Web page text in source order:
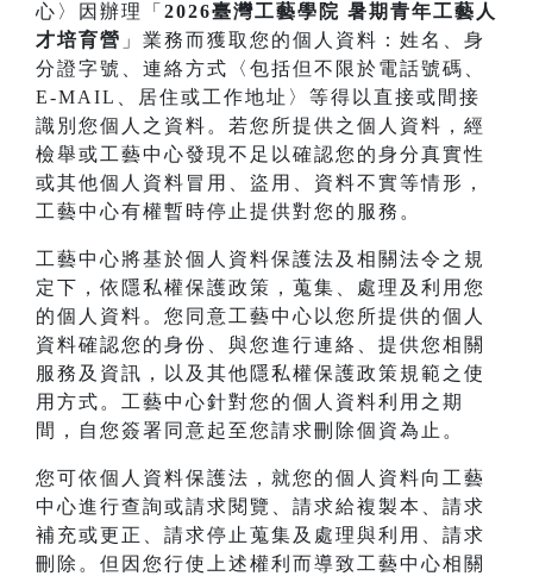
心〉因辦理「 2026臺灣工藝學院 暑期青年工藝人
才培育營 」業務而獲取您的個人資料：姓名、身
分證字號、連絡方式〈包括但不限於電話號碼、
E-MAIL、居住或工作地址〉等得以直接或間接
識別您個人之資料。若您所提供之個人資料，經
檢舉或工藝中心發現不足以確認您的身分真實性
或其他個人資料冒用、盜用、資料不實等情形，
工藝中心有權暫時停止提供對您的服務。
工藝中心將基於個人資料保護法及相關法令之規
定下，依隱私權保護政策，蒐集、處理及利用您
的個人資料。您同意工藝中心以您所提供的個人
資料確認您的身份、與您進行連絡、提供您相關
服務及資訊，以及其他隱私權保護政策規範之使
用方式。工藝中心針對您的個人資料利用之期
間，自您簽署同意起至您請求刪除個資為止。
您可依個人資料保護法，就您的個人資料向工藝
中心進行查詢或請求閱覽、請求給複製本、請求
補充或更正、請求停止蒐集及處理與利用、請求
刪除。但因您行使上述權利而導致工藝中心相關